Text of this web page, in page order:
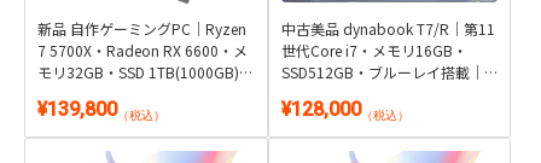
新品 自作ゲーミングPC｜Ryzen
7 5700X・Radeon RX 6600・メ
モリ32GB・SSD 1TB(1000GB)｜
¥139,800（税込）
中古美品 dynabook T7/R｜第11
世代Core i7・メモリ16GB・
SSD512GB・ブルーレイ搭載｜
2024付き
¥128,000（税込）